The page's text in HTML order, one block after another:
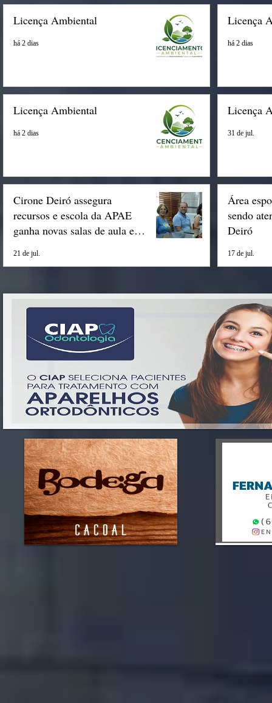
Licença Ambiental
há 2 dias
Licença
há 2 dias
Licença Ambiental
há 2 dias
Licença
31 de jul.
Cirone Deiró assegura
recursos e escola da APAE
ganha novas salas de aula em
21 de jul.
Área
sendo
Deiró
17 de jul.